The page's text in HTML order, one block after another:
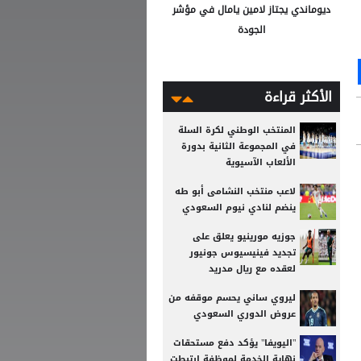
ديوماندي يجتاز لامين يامال في مؤشر
الجودة
الأكثر قراءة
المنتخب الوطني لكرة السلة
في المجموعة الثانية بدورة
الألعاب الآسيوية
لاعب منتخب النشامى أبو طه
ينضم لنادي نيوم السعودي
جوزيه مورينيو يعلق على
تجديد فينيسيوس جونيور
لعقده مع ريال مدريد
ليروي ساني يحسم موقفه من
عروض الدوري السعودي
"اليويفا" يؤكد دفع مستحقات